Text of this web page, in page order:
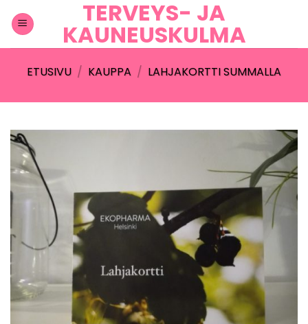
TERVEYS- JA
KAUNEUSKULMA
ETUSIVU / KAUPPA / LAHJAKORTTI SUMMALLA